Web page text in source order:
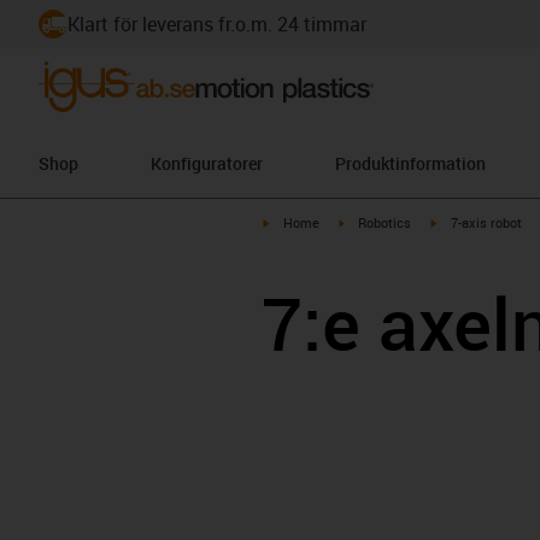
Klart för leverans fr.o.m. 24 timmar
Shop Konfiguratorer Produktinformation
igus-icon-arrow-right
Home igus-icon-arrow-right
Robotics igus-icon-arrow-
7-axis robot
7:e